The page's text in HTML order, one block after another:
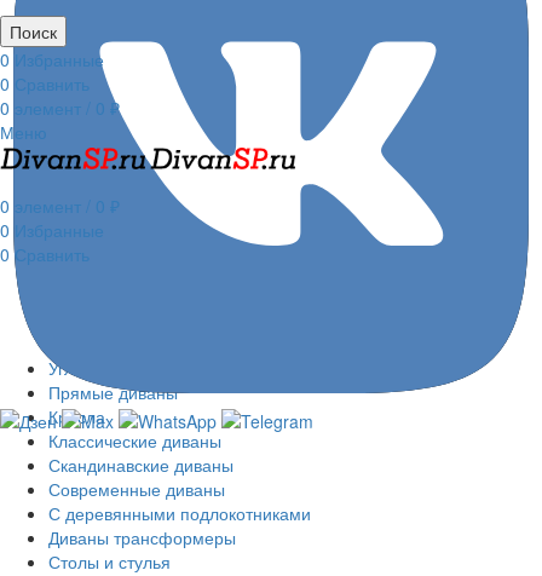
Поиск
0 Избранные
0 Сравнить
0 элемент / 0 ₽
Меню
0 элемент / 0 ₽
0 Избранные
0 Сравнить
Угловые диваны
Прямые диваны
Кресла
Классические диваны
Скандинавские диваны
Современные диваны
С деревянными подлокотниками
Диваны трансформеры
Столы и стулья